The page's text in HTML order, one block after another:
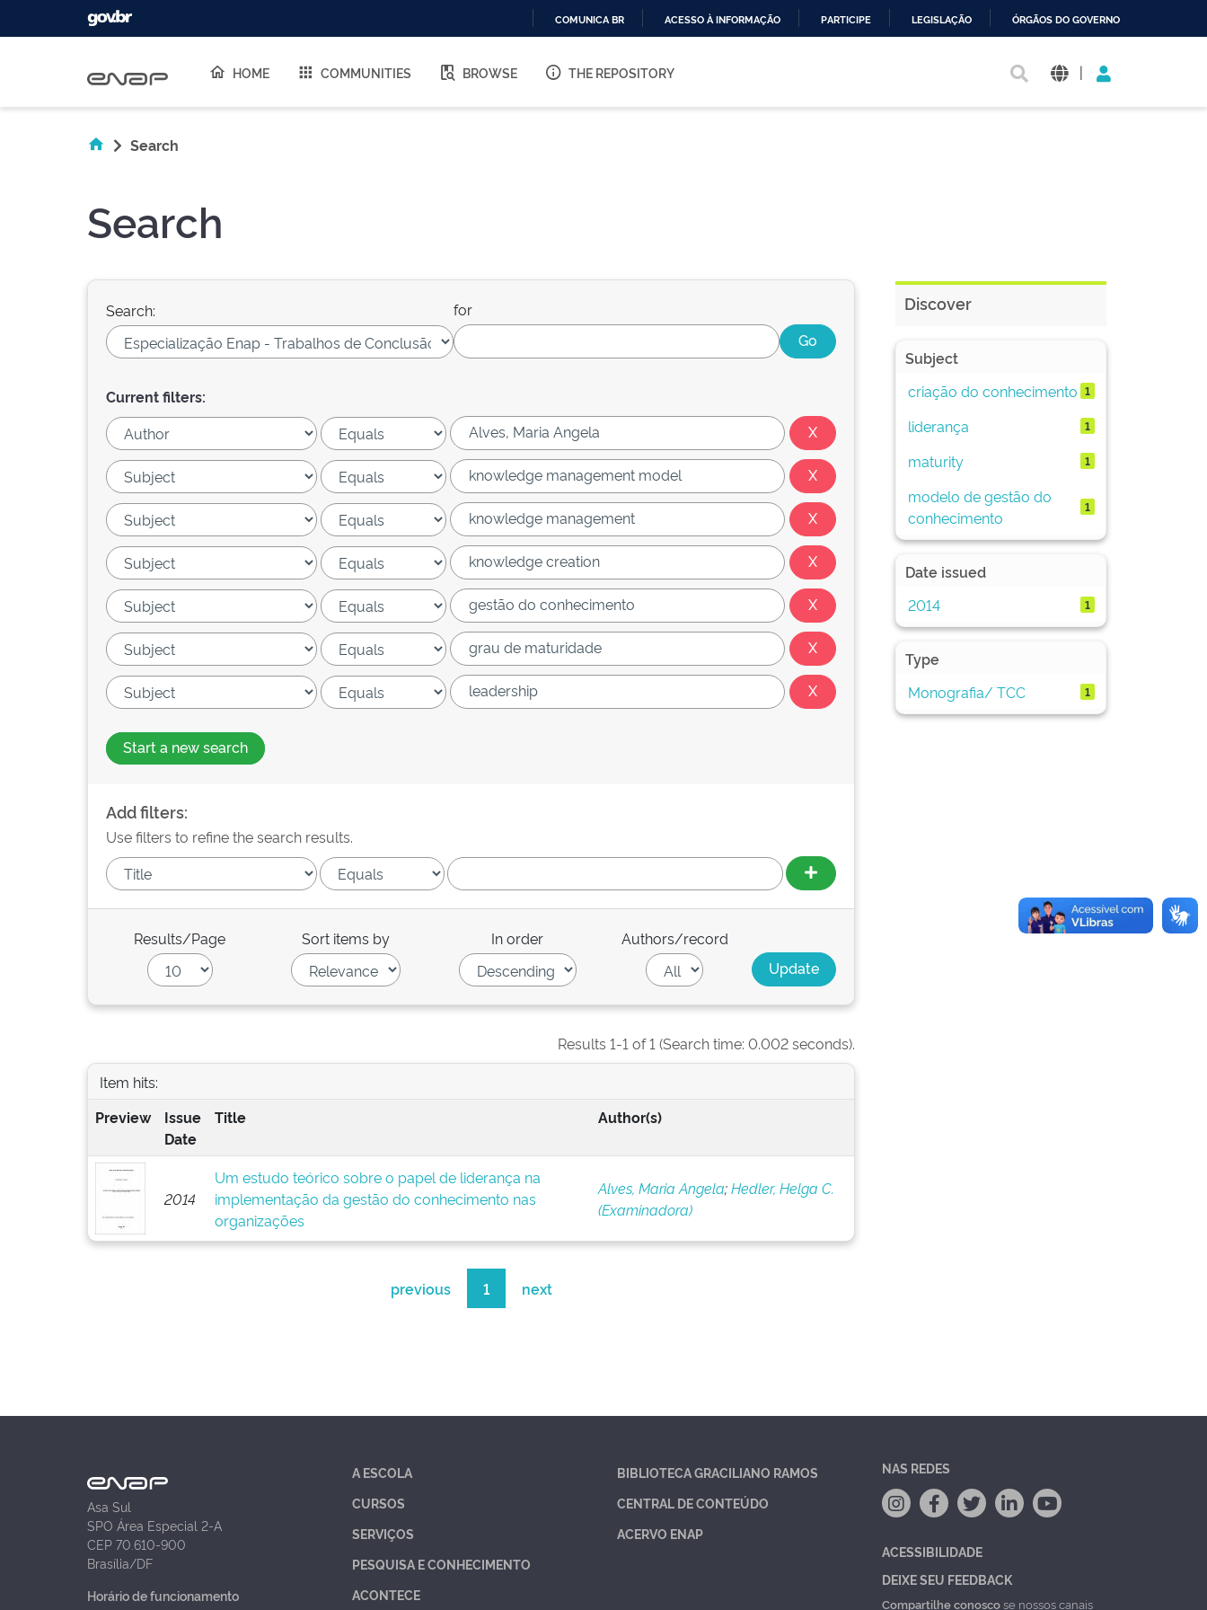
O
COMUNICA BR ACESSO À INFORMAÇÃO PARTICIPE LEGISLAÇÃO ÓRGÃOS DO GOVERNO
HOME COMMUNITIES BROWSE THE REPOSITORY |
Search
Search
Search: for
Current filters:
Start a new search
Add filters:
Use filters to refine the search results.
Results/Page Sort items by In order Authors/record
Results 1-1 of 1 (Search time: 0.002 seconds).
Item hits:
Preview
Issue
Date
Title Author(s)
2014
Um estudo teórico sobre o papel de liderança na
implementação da gestão do conhecimento nas
organizações
Alves, Maria Angela;Hedler, Helga C.
(Examinadora)
previous 1 next
Discover
Subject
criação do conhecimento 1
liderança 1
maturity 1
modelo de gestão do
conhecimento
1
Date issued
2014
1
Type
Monografia/ TCC
1
Asa Sul
SPO Área Especial 2-A
CEP 70.610-900
Brasília/DF
Horário de funcionamento
A ESCOLA
CURSOS
SERVIÇOS
PESQUISA E CONHECIMENTO
ACONTECE
BIBLIOTECA GRACILIANO RAMOS
CENTRAL DE CONTEÚDO
ACERVO ENAP
NAS REDES
ACESSIBILIDADE
DEIXE SEU FEEDBACK
Compartilhe conoscose nossos canais